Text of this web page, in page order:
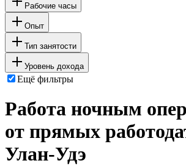
Рабочие часы
Опыт
Тип занятости
Уровень дохода
Ещё фильтры
Работа ночным
от прямых
Улан-Удэ